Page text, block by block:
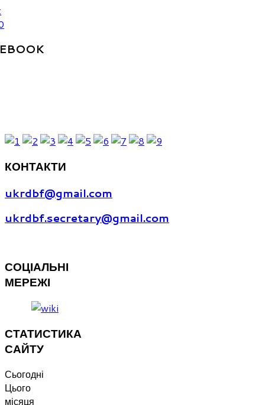
КОНТАКТИ
ukrdbf@gmail.com
ukrdbf.secretary@gmail.com
СОЦІАЛЬНІ
МЕРЕЖІ
СТАТИСТИКА
САЙТУ
Сьогодні
Цього
місяця